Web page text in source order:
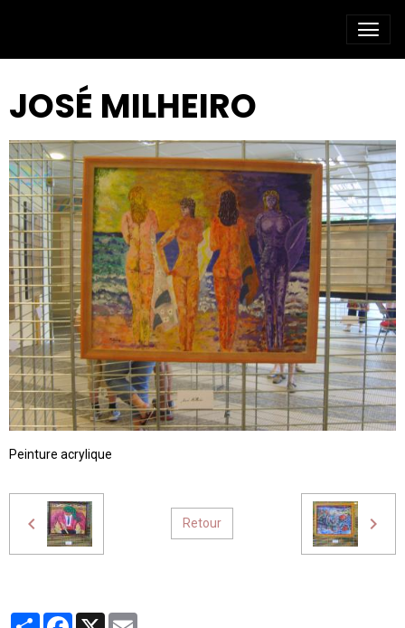
JOSÉ MILHEIRO
Peinture acrylique
Retour
PartagerFacebook
X